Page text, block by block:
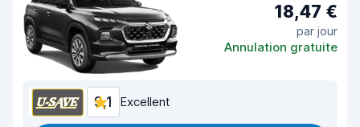
18,47 €
par jour
Annulation gratuite
9,1 Excellent